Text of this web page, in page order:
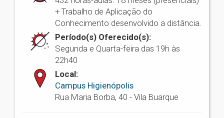
+ Trabalho de Aplicação do
Conhecimento desenvolvido a distância.
Período(s) Oferecido(s):
Segunda e Quarta-feira das 19h às
22h40
Local:
Campus Higienópolis
Rua Maria Borba, 40 - Vila Buarque